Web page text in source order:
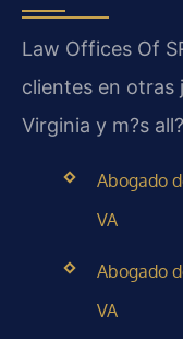
Law Offices Of
clientes en otras
Virginia y m?s
Abogado
VA
Abogado
VA